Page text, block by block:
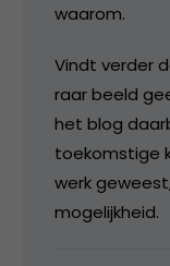
waarom.
Vindt verder
raar beeld
het blog
toekomstige
werk
mogelijkheid.